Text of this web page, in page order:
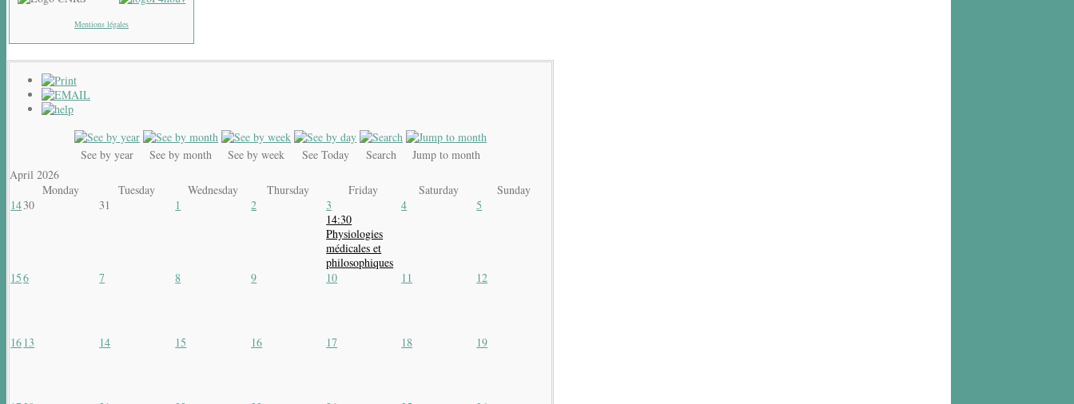
Mentions légales
See by year See by month See by week See Today Search
Jump to month
April 2026
Monday
Tuesday Wednesday Thursday Friday Saturday
Sunday
1430 31 1 2
3
14:30
Physiologies
médicales et
philosophiques
4 5
156 7 8 9 10 11 12
16 13 14 15 16 17 18 19